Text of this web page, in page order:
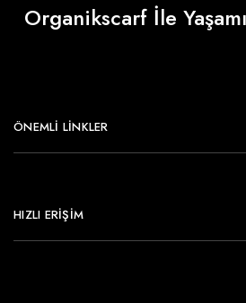
Organikscarf İle
ÖNEMLI LINKLER
HIZLI ERİŞİM